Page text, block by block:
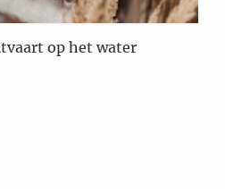
op het water